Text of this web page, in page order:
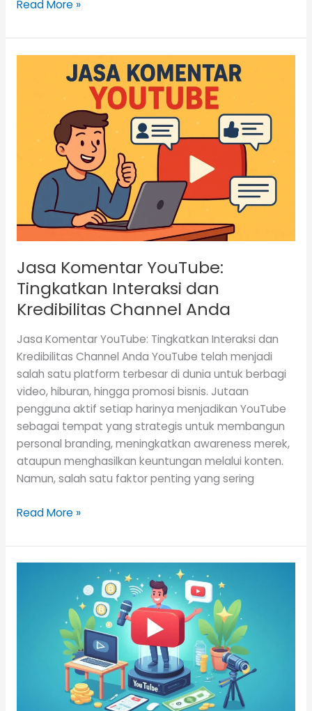
Read More »
Jasa Komentar YouTube:
Tingkatkan Interaksi dan
Kredibilitas Channel Anda
Jasa Komentar YouTube: Tingkatkan Interaksi dan
Kredibilitas Channel Anda YouTube telah menjadi
salah satu platform terbesar di dunia untuk berbagi
video, hiburan, hingga promosi bisnis. Jutaan
pengguna aktif setiap harinya menjadikan YouTube
sebagai tempat yang strategis untuk membangun
personal branding, meningkatkan awareness merek,
ataupun menghasilkan keuntungan melalui konten.
Namun, salah satu faktor penting yang sering
Komentar
Tingkatkan
Interaksi
Kredibilitas
Channel
Anda
Read More »
Monetisasi